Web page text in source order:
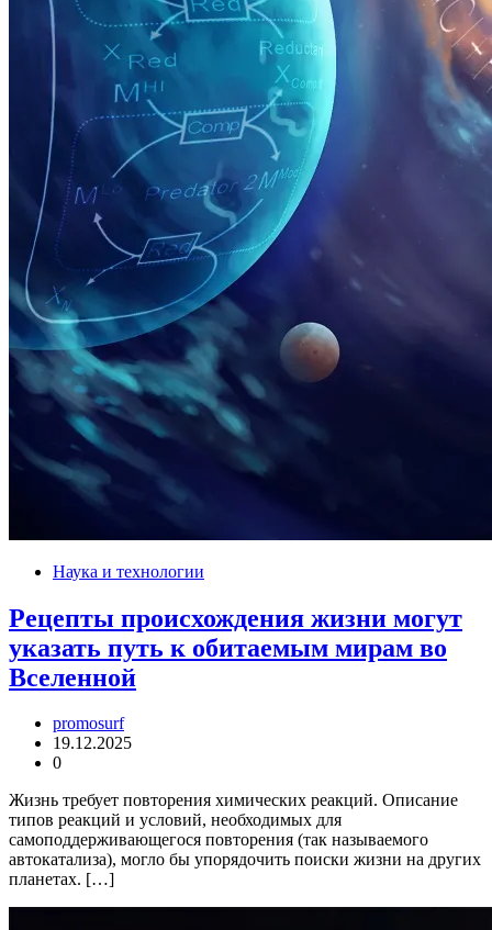
Наука и технологии
Рецепты происхождения жизни могут
указать путь к обитаемым мирам во
Вселенной
promosurf
19.12.2025
0
Жизнь требует повторения химических реакций. Описание
типов реакций и условий, необходимых для
самоподдерживающегося повторения (так называемого
автокатализа), могло бы упорядочить поиски жизни на других
планетах. […]